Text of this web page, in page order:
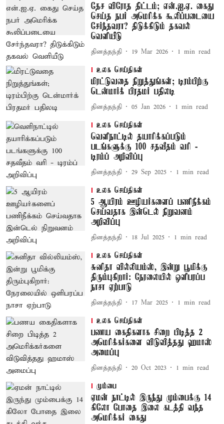
தேச விரோத திட்டம்; என்.ஐ.ஏ. கைது
செய்த நபர் அமெரிக்க கூலிப்படையை
சேர்ந்தவரா? திடுக்கிடும் தகவல்
வெளியீடு
தினத்தந்தி 19 Mar 2026 1 min read
உலக செய்திகள்
மிரட்டுவதை நிறுத்துங்கள்; டிரம்பிற்கு
டென்மார்க் பிரதமர் பதிலடி
தினத்தந்தி 05 Jan 2026 1 min read
உலக செய்திகள்
வெளிநாட்டில் தயாரிக்கப்படும்
படங்களுக்கு 100 சதவீதம் வரி -
டிரம்ப் அறிவிப்பு
தினத்தந்தி 29 Sep 2025 1 min read
உலக செய்திகள்
5 ஆயிரம் ஊழியர்களைப் பணிநீக்கம்
செய்வதாக இன்டெல் நிறுவனம்
அறிவிப்பு
தினத்தந்தி 18 Jul 2025 1 min read
உலக செய்திகள்
சுனிதா வில்லியம்ஸ், இன்று பூமிக்கு
திரும்புகிறார்: நேரலையில் ஒளிபரப்ப
நாசா ஏற்பாடு
தினத்தந்தி 17 Mar 2025 1 min read
உலக செய்திகள்
பணய கைதிகளாக சிறை பிடித்த 2
அமெரிக்கர்களை விடுவித்தது ஹமாஸ்
அமைப்பு
தினத்தந்தி 20 Oct 2023 1 min read
மும்பை
ஏமன் நாட்டில் இருந்து மும்பைக்கு 14
கிலோ போதை இலை கடத்தி வந்த
அமெரிக்கர் கைது